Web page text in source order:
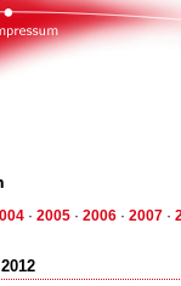
· 2005 · 2006 · 2007 ·